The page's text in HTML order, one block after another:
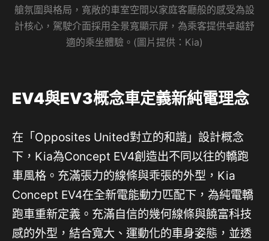
艙氛圍與格局，寬敞的車室空間以家庭客廳般的感受為設
計核心，駕駛介面採用全景寬顯示屏，為乘客提供卓越舒
適的乘坐體驗。(圖片提供：Kia)
EV4與EV3概念車定義新純電理念
在「Opposites United對立的和諧」設計概念
下，Kia為Concept EV4創造出不同以往的轎跑
車風格。充滿張力的線條與乖張的外型，Kia
Concept EV4在全新電能動力匹配下，為純電轎
跑車重新定義。充滿自信的幾何線條與饒富科技
感的外型，結合寬大、運動化的車身姿態，並透